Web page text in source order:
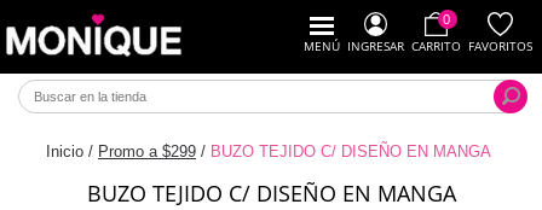
MENÚ INGRESAR
0
CARRITO FAVORITOS
Inicio / Promo a $299 / BUZO TEJIDO C/ DISEÑO EN MANGA
BUZO TEJIDO C/ DISEÑO EN MANGA